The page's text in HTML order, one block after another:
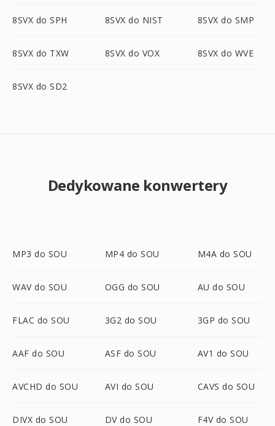
8SVX do SPH 8SVX do NIST 8SVX do SMP
8SVX do TXW 8SVX do VOX 8SVX do WVE
8SVX do SD2
Dedykowane konwertery
MP3 do SOU MP4 do SOU M4A do SOU
WAV do SOU OGG do SOU AU do SOU
FLAC do SOU 3G2 do SOU 3GP do SOU
AAF do SOU ASF do SOU AV1 do SOU
AVCHD do SOU AVI do SOU CAVS do SOU
DIVX do SOU DV do SOU F4V do SOU